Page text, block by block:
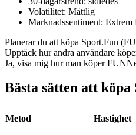
USDC Futures
Futures med USDC som
Volatilitet: Måttlig
Marknadssentiment: Extrem
Planerar du att köpa Sport.Fun
Upptäck hur andra användare
Ja, visa mig hur man köper FUN
Bästa sätten att
Metod Hastighet